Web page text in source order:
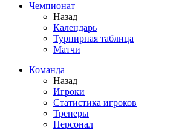
Чемпионат
Назад
Календарь
Турнирная таблица
Матчи
Команда
Назад
Игроки
Статистика игроков
Тренеры
Персонал